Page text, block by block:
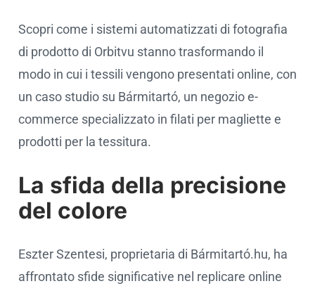
Scopri come i sistemi automatizzati di fotografia
di prodotto di Orbitvu stanno trasformando il
modo in cui i tessili vengono presentati online, con
un caso studio su Bármitartó, un negozio e-
commerce specializzato in filati per magliette e
prodotti per la tessitura.
La sfida della precisione
del colore
Eszter Szentesi, proprietaria di Bármitartó.hu, ha
affrontato sfide significative nel replicare online